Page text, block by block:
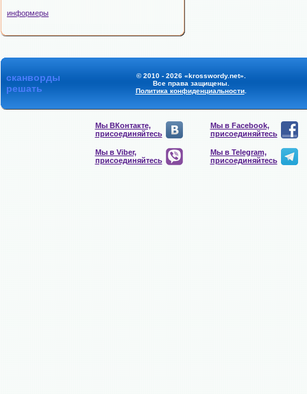
информеры
сканворды
решать
© 2010 - 2026 «krosswordy.net».
Все права защищены.
Политика конфиденциальности.
Мы ВКонтакте,
присоединяйтесь
Мы в Facebook,
присоединяйтесь
Мы в Viber,
присоединяйтесь
Мы в Telegram,
присоединяйтесь